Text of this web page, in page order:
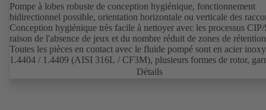
Pompe à lobes robuste de conception hygiénique, fonctionnement
bidirectionnel possible, orientation horizontale ou verticale des
Conception hygiénique très facile à nettoyer avec les processus CIP/
raison de l'absence de jeux et du nombre réduit de zones de
Toutes les pièces en contact avec le fluide pompé sont en acier
1.4404 / 1.4409 (AISI 316L / CF3M), plusieurs formes de rotor,
d'étanchéité d'arbre et raccords process disponibles. Groupe
Détails